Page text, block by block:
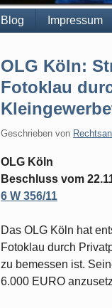
Blog Impressum
OLG Köln:
Fotoklau
Geschrieben von
OLG Köln
Beschluss vom
6 W 356/11
Das OLG Köln hat
Fotoklau durch
zu bemessen ist.
6.000 EURO